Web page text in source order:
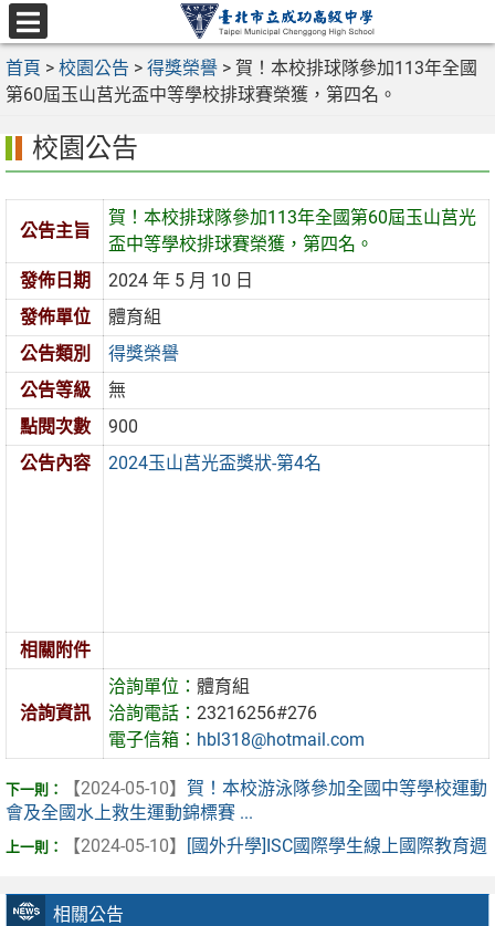
跳
至
主
要
區
選
單
首頁 > 校園公告 > 得獎榮譽 > 賀！本校排球隊參加113年全國
第60屆玉山莒光盃中等學校排球賽榮獲，第四名。
相關公告
校園公告
公告主旨
賀！本校排球隊參加113年全國第60屆玉山莒光
盃中等學校排球賽榮獲，第四名。
發佈日期
2024 年 5 月 10 日
發佈單位
體育組
公告類別
得獎榮譽
公告等級
無
點閱次數
900
公告內容
2024玉山莒光盃獎狀-第4名
相關附件
洽詢資訊
洽詢單位：體育組
洽詢電話：23216256#276
電子信箱： hbl318@hotmail.com
【2024-05-10】 賀！本校游泳隊參加全國中等學校運動
會及全國水上救生運動錦標賽 ...
【2024-05-10】
[國外升學]ISC國際學生線上國際教育週